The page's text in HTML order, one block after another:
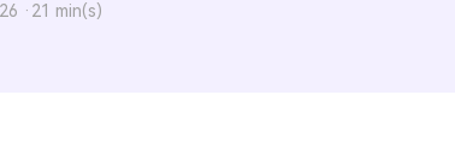
· 21 min(s)